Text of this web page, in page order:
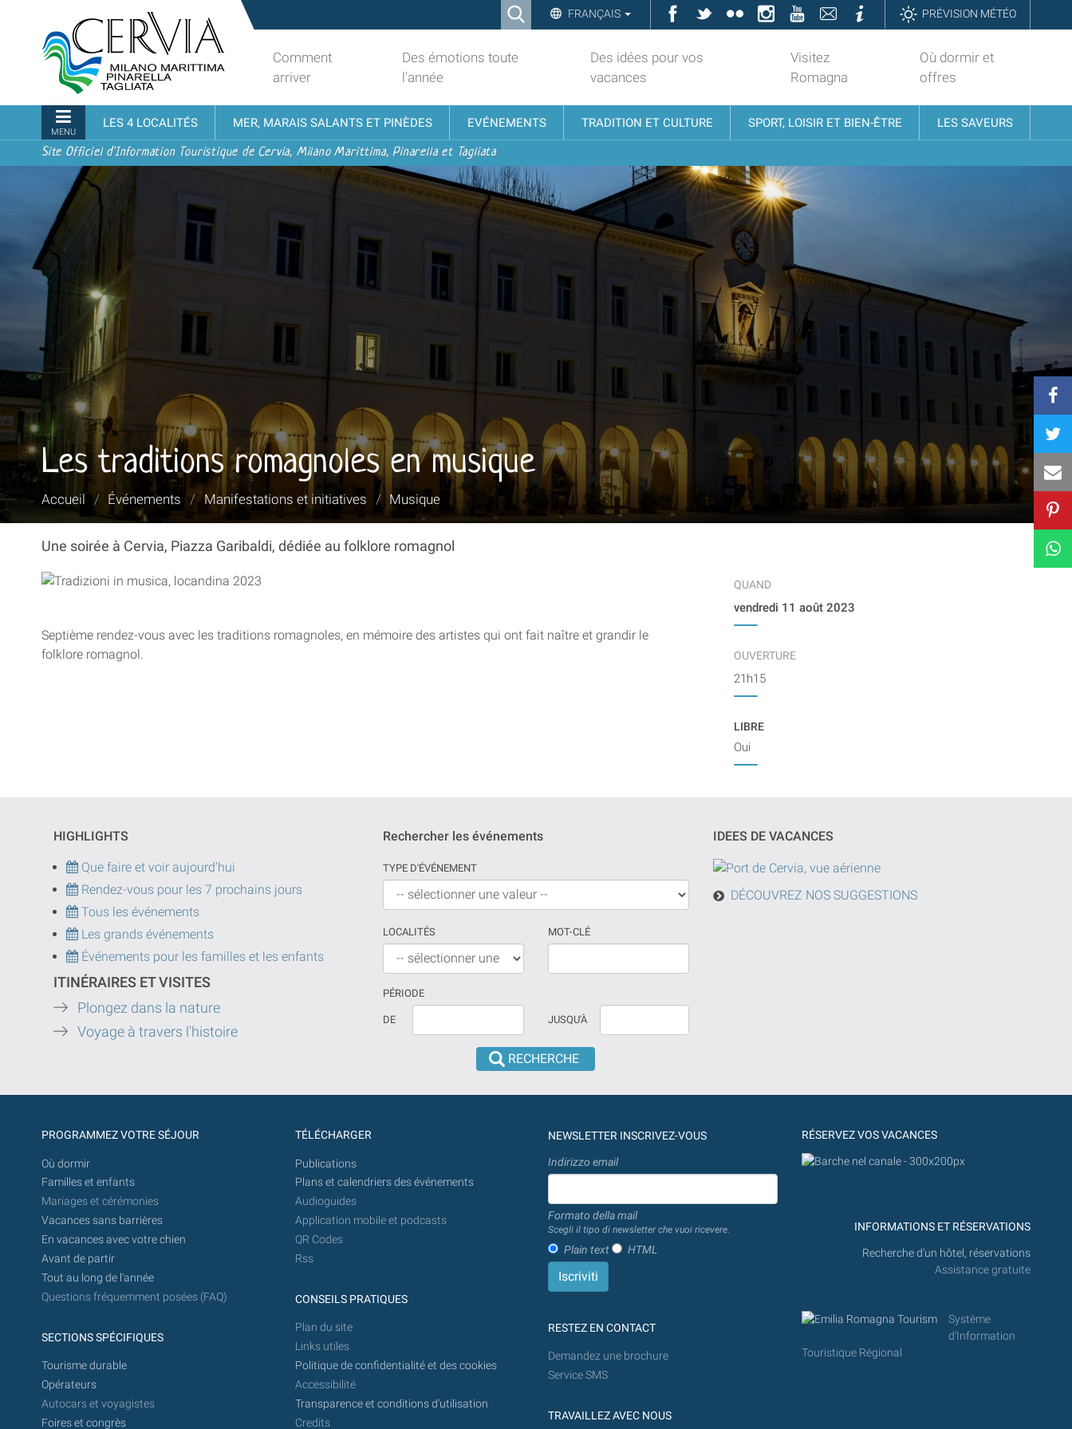
contenu.
à
navigation
Ricerca
Search…
FRANÇAIS Facebook
TwitterFlickrInstagramYouTubeContattiInformazioniPRÉVISION MÉTÉO
turistico
ufficiale
Cervia,
Milano
Marittima,
Pinarella,
Tagliata
Comment
arriver
Des émotions toute
l'année
Des idées pour vos
vacances
Visitez
Romagna
Où dormir et
offres
Navigation
MENU
LES 4 LOCALITÉS MER, MARAIS SALANTS ET PINÈDES EVÉNEMENTS TRADITION ET CULTURE SPORT, LOISIR ET BIEN-ÊTRE LES SAVEURS
Site Officiel d'Information Touristique de Cervia, Milano Marittima, Pinarella et Tagliata
Les traditions romagnoles en musique
Vous
Accueil / Événements / Manifestations et initiatives / Musique
Une soirée à Cervia, Piazza Garibaldi, dédiée au folklore romagnol
Septième rendez-vous avec les traditions romagnoles, en mémoire des artistes qui ont fait naître et grandir le
folklore romagnol.
QUAND
vendredi 11 août 2023
OUVERTURE
21h15
LIBRE
Oui
HIGHLIGHTS
Que faire et voir aujourd'hui
Rendez-vous pour les 7 prochains jours
Tous les événements
Les grands événements
Événements pour les familles et les enfants
ITINÉRAIRES ET VISITES
Plongez dans la nature
Voyage à travers l'histoire
Rechercher les événements
TYPE D'ÉVÉNEMENT
LOCALITÉS MOT-CLÉ
PÉRIODE
Si
aucune
à
d'aujourd'hui
La
DE JUSQU'À
IDEES DE VACANCES
DÉCOUVREZ NOS SUGGESTIONS
PROGRAMMEZ VOTRE SÉJOUR
Où dormir
Familles et enfants
Mariages et cérémonies
Vacances sans barrières
En vacances avec votre chien
Avant de partir
Tout au long de l'année
Questions fréquemment posées (FAQ)
SECTIONS SPÉCIFIQUES
Tourisme durable
Opérateurs
Autocars et voyagistes
Foires et congrès
TÉLÉCHARGER
Publications
Plans et calendriers des événements
Audioguides
Application mobile et podcasts
QR Codes
Rss
CONSEILS PRATIQUES
Plan du site
Links utiles
Politique de confidentialité et des cookies
Accessibilité
Transparence et conditions d'utilisation
Credits
NEWSLETTER INSCRIVEZ-VOUS
Indirizzo email
Formato della mail
Scegli il tipo di newsletter che vuoi ricevere.
Plain text HTML
RESTEZ EN CONTACT
Demandez une brochure
Service SMS
TRAVAILLEZ AVEC NOUS
RÉSERVEZ VOS VACANCES
INFORMATIONS ET RÉSERVATIONS
Recherche d'un hôtel, réservations
Assistance gratuite
Système
d'Information
Touristique Régional